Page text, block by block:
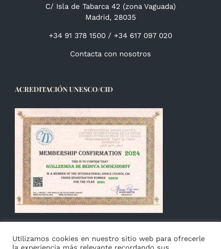
C/ Isla de Tabarca 42 (zona Vaguada)
Madrid, 28035
+34 91 378 1500 / +34 617 097 020
Contacta con nosotros
ACREDITACIÓN UNESCO/CID
Utilizamos cookies en nuestro sitio web para ofrecerle